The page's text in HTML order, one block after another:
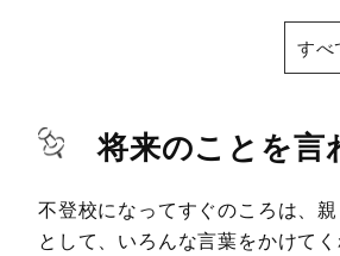
すべ
将来のことを言
不登校になってすぐのころは、
として、いろんな言葉をかけて